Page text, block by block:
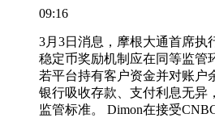
09:16
3月3日消息，摩根大通首席执
稳定币奖励机制应在同等监管
若平台持有客户资金并对账户
银行吸收存款、支付利息无异
监管标准。 Dimon在接受